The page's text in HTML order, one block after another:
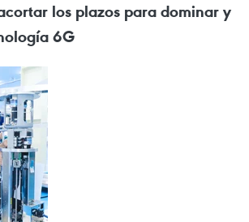
los plazos para dominar y
6G